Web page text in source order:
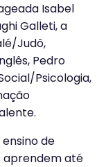
Isabel
Galleti, a
Judô,
Pedro
Psicologia,
de
aprendem até